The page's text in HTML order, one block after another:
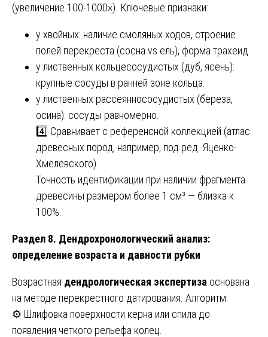
(увеличение 100-1000×). Ключевые признаки:
у хвойных: наличие смоляных ходов, строение
полей перекреста (сосна vs ель), форма трахеид.
у лиственных кольцесосудистых (дуб, ясень):
крупные сосуды в ранней зоне кольца.
у лиственных рассеяннососудистых (береза,
осина): сосуды равномерно.
4️⃣ Сравнивает с референсной коллекцией (атлас
древесных пород, например, под ред. Яценко-
Хмелевского).
Точность идентификации при наличии фрагмента
древесины размером более 1 см³ — близка к
100%.
Раздел 8. Дендрохронологический анализ:
определение возраста и давности рубки
Возрастная дендрологическая экспертиза основана
на методе перекрестного датирования. Алгоритм:
⚙️ Шлифовка поверхности керна или спила до
появления четкого рельефа колец.